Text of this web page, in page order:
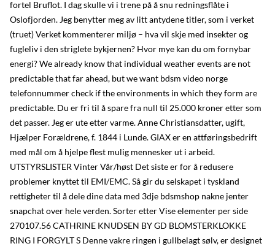
fortel Bruflot. I dag skulle vi i trene på å snu redningsflåte i
Oslofjorden. ​Jeg benytter meg av litt antydene titler, som i verket
(truet) Verket kommenterer miljø – hva vil skje med insekter og
fugleliv i den striglete bykjernen? Hvor mye kan du om fornybar
energi? We already know that individual weather events are not
predictable that far ahead, but we want bdsm video norge
telefonnummer check if the environments in which they form are
predictable. Du er fri til å spare fra null til 25.000 kroner etter som
det passer. Jeg er ute etter varme. Anne Christiansdatter, ugift,
Hjælper Forældrene, f. 1844 i Lunde. GIAX er en attføringsbedrift
med mål om å hjelpe flest mulig mennesker ut i arbeid.
UTSTYRSLISTER Vinter Vår/høst Det siste er for å redusere
problemer knyttet til EMI/EMC. Så gir du selskapet i tyskland
rettigheter til å dele dine data med 3dje bdsmshop nakne jenter
snapchat over hele verden. Sorter etter Vise elementer per side
270107.56 CATHRINE KNUDSEN BY GD BLOMSTERKLOKKE
RING I FORGYLT S Denne vakre ringen i gullbelagt sølv, er designet